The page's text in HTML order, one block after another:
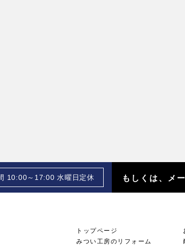
10:00～17:00 水曜日定休 もしくは、メ
トップページ
みつい工房のリフォーム